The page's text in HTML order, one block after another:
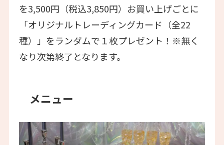
を3,500円（税込3,850円）お買い上げごとに
「オリジナルトレーディングカード（全22
種）」をランダムで１枚プレゼント！※無く
なり次第終了となります。
メニュー